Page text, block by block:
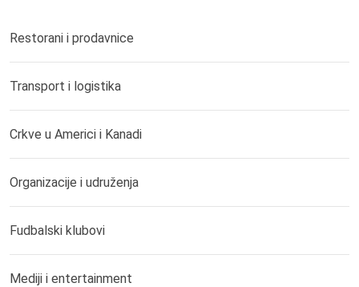
Restorani i prodavnice
Transport i logistika
Crkve u Americi i Kanadi
Organizacije i udruženja
Fudbalski klubovi
Mediji i entertainment